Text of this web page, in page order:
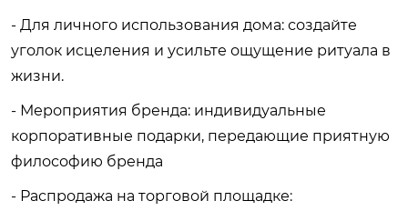
- Для личного использования дома: создайте
уголок исцеления и усильте ощущение ритуала в
жизни.
- Мероприятия бренда: индивидуальные
корпоративные подарки, передающие приятную
философию бренда
- Распродажа на торговой площадке: